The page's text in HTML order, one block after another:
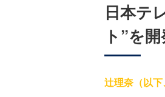
日本テ
ト”を
辻理奈（以下